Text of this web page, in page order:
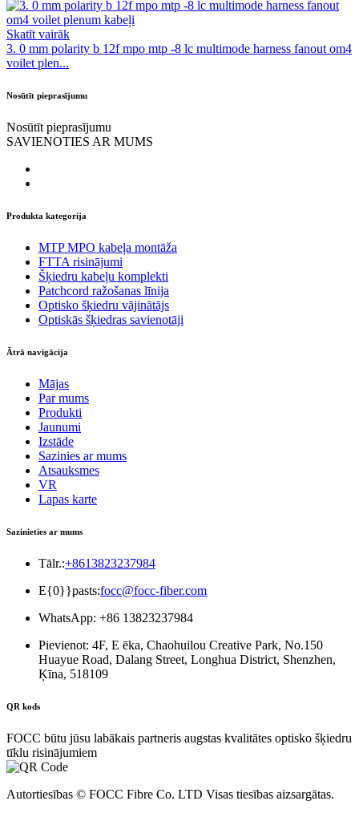
Skatīt vairāk
3. 0 mm polarity b 12f mpo mtp -8 lc multimode harness fanout om4
voilet plen...
Nosūtīt pieprasījumu
Nosūtīt pieprasījumu
SAVIENOTIES AR MUMS
Produkta kategorija
MTP MPO kabeļa montāža
FTTA risinājumi
Šķiedru kabeļu komplekti
Patchcord ražošanas līnija
Optisko šķiedru vājinātājs
Optiskās šķiedras savienotāji
Ātrā navigācija
Mājas
Par mums
Produkti
Jaunumi
Izstāde
Sazinies ar mums
Atsauksmes
VR
Lapas karte
Sazinieties ar mums
Tālr.:+8613823237984
E{0}}pasts:focc@focc-fiber.com
WhatsApp: +86 13823237984
Pievienot: 4F, ​​E ēka, Chaohuilou Creative Park, No.150
Huayue Road, Dalang Street, Longhua District, Shenzhen,
Ķīna, 518109
QR kods
FOCC būtu jūsu labākais partneris augstas kvalitātes optisko šķiedru
tīklu risinājumiem
Autortiesības © FOCC Fibre Co. LTD Visas tiesības aizsargātas.